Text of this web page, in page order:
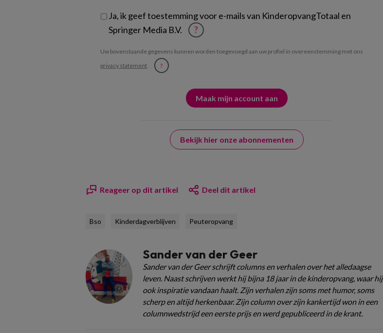
Ja, ik geef toestemming voor e-mails van KinderopvangTotaal en
Springer Media B.V.
?
Uw bovenstaande gegevens kunnen worden toegevoegd aan uw profiel in overeenstemming met ons
privacy statement. ?
Bekijk hier onze abonnementen
Reageer op dit artikel Deel dit artikel
Bso Kinderdagverblijven Peuteropvang
Sander van der Geer
Sander van der Geer schrijft columns en verhalen over het alledaagse
leven. Naast schrijven werkt hij bijna 18 jaar in de kinderopvang, waar hij
ook inspiratie vandaan haalt. Zijn verhalen zijn soms met humor, soms
scherp en altijd herkenbaar. Zijn column over zijn kankertijd won in een
columnwedstrijd een eerste prijs en werd gepubliceerd in de krant.